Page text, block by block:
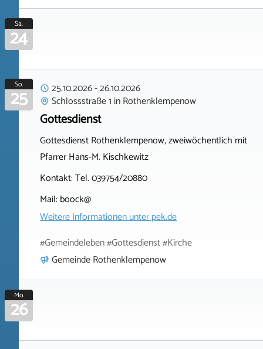
Sa.
24
So.
25 25.10.2026-26.10.2026
Schlossstraße 1 inRothenklempenow
Gottesdienst
Gottesdienst Rothenklempenow, zweiwöchentlich mit
Pfarrer Hans-M. Kischkewitz
Kontakt: Tel. 039754/20880
Mail: boock@
Weitere Informationen unterpek.de
#Gemeindeleben #Gottesdienst #Kirche
Gemeinde Rothenklempenow
Mo.
26